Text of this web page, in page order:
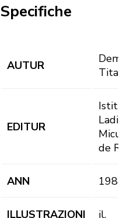
Specifiche
AUTUR
Tita
EDITUR
Istitut
Ladin
Micurà
de Rü
ANN 1984
ILLUSTRAZIONI il.